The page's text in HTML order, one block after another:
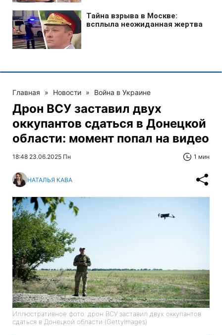
Главная » Новости » Война в Украине
Дрон ВСУ заставил двух
оккупантов сдаться в Донецкой
области: момент попал на видео
18:48 23.06.2025 Пн 1 мин
НАТАЛЬЯ КАВА
Иллюстративное фото: дрон ВСУ заставил двух оккупантов
сдаться в Донецкой области (GettyImages)